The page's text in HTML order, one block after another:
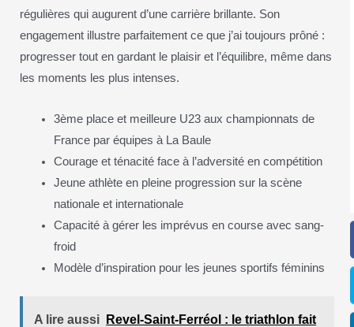
régulières qui augurent d’une carrière brillante. Son
engagement illustre parfaitement ce que j’ai toujours prôné :
progresser tout en gardant le plaisir et l’équilibre, même dans
les moments les plus intenses.
3ème place et meilleure U23 aux championnats de
France par équipes à La Baule
Courage et ténacité face à l’adversité en compétition
Jeune athlète en pleine progression sur la scène
nationale et internationale
Capacité à gérer les imprévus en course avec sang-
froid
Modèle d’inspiration pour les jeunes sportifs féminins
A lire aussi
Revel-Saint-Ferréol : le triathlon fait